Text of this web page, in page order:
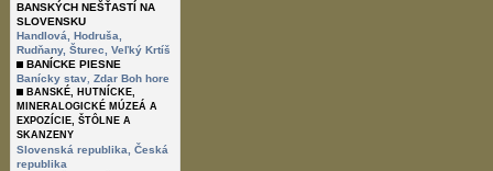
BANSKÝCH NEŠŤASTÍ NA
SLOVENSKU
Handlová,
Hodruša,
Rudňany, Šturec,
Veľký Krtíš
BANÍCKE PIESNE
Banícky stav Zdar Boh hore
BANSKÉ, HUTNÍCKE,
MINERALOGICKÉ MÚZEÁ A
EXPOZÍCIE, ŠTÔLNE A
SKANZENY
Slovenská republika,
Česká
republika